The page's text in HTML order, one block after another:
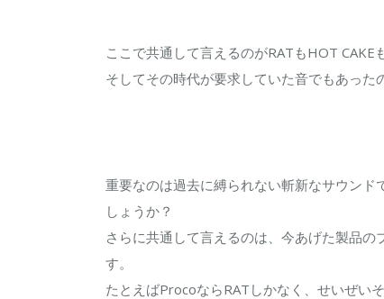
ここで共通して言えるのがRATもHOT CAKE
そしてその時代が要求していた音でもあった
重要なのは過去に縛られない斬新なサウン
しょうか？
さらに共通して言えるのは、今あげた製品
す。
たとえばProcoならRATしかなく、せいぜい